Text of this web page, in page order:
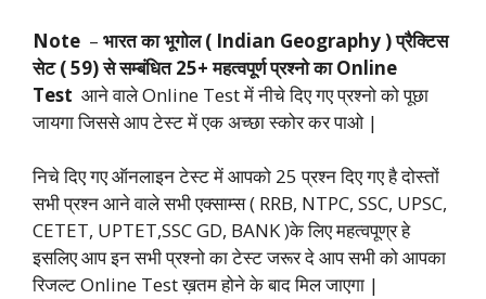
Note – भारत का भूगोल ( Indian Geography ) प्रैक्टिस
सेट ( 59) से सम्बंधित 25+ महत्वपूर्ण प्रश्नो का Online
Test आने वाले Online Test में नीचे दिए गए प्रश्नो को पूछा
जायगा जिससे आप टेस्ट में एक अच्छा स्कोर कर पाओ |
निचे दिए गए ऑनलाइन टेस्ट में आपको 25 प्रश्न दिए गए है दोस्तों
सभी प्रश्न आने वाले सभी एक्साम्स ( RRB, NTPC, SSC, UPSC,
CETET, UPTET,SSC GD, BANK )के लिए महत्वपूण्र हे
इसलिए आप इन सभी प्रश्नो का टेस्ट जरूर दे आप सभी को आपका
रिजल्ट Online Test ख़तम होने के बाद मिल जाएगा |